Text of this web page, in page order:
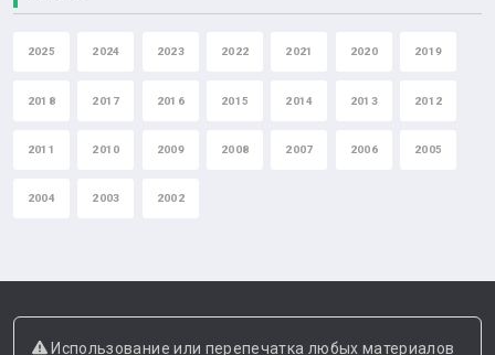
2025 2024 2023 2022 2021 2020 2019
2018 2017 2016 2015 2014 2013 2012
2011 2010 2009 2008 2007 2006 2005
2004 2003 2002
Использование или перепечатка любых материалов